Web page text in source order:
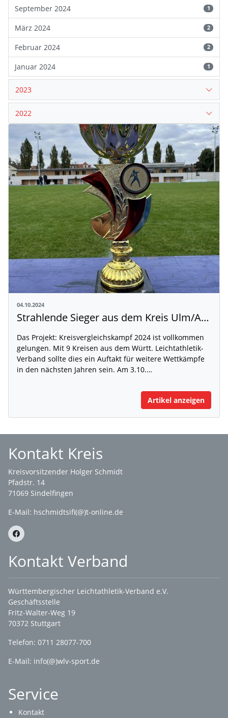
September 2024 1
März 2024 2
Februar 2024 2
Januar 2024 1
2023
2022
04.10.2024
Strahlende Sieger aus dem Kreis Ulm/Alb-Donau
Das Projekt: Kreisvergleichskampf 2024 ist vollkommen
gelungen. Mit 9 Kreisen aus dem Württ. Leichtathletik-
Verband sollte dies ein Auftakt für weitere Wettkämpfe
in den nächsten Jahren sein. Am 3.10.…
Artikel anzeigen
Kontakt Kreis
Kreisvorsitzender Holger Schmidt
Pfadstr. 14
71069 Sindelfingen
E-Mail: hschmidtsifi(@)t-online.de
Kontakt Verband
Württembergischer Leichtathletik-Verband e.V.
Geschäftsstelle
Fritz-Walter-Weg 19
70372 Stuttgart
Telefon: 0711 28077-700
E-Mail: info(@)wlv-sport.de
Service
Kontakt